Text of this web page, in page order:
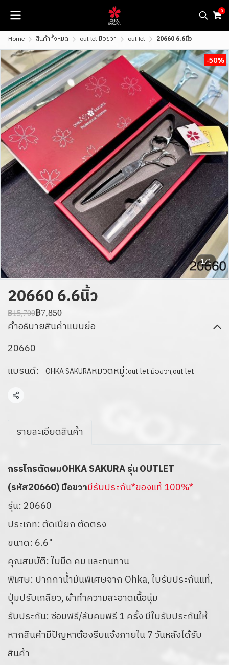
0
Home สินค้าทั้งหมด out let มือขวา out let 20660 6.6นิ้ว
1/1
-50%
20660 6.6นิ้ว
฿15,700฿7,850
คำอธิบายสินค้าแบบย่อ
20660
แบรนด์:
OHKA SAKURAหมวดหมู่:out let มือขวา,out let
แชร์
รายละเอียดสินค้า
กรรไกรตัดผมOHKA SAKURA รุ่น OUTLET
(รหัส20660) มือขวามีรับประกัน*ของแท้ 100%*
รุ่น: 20660
ประเภท: ตัดเปียก ตัดตรง
ขนาด: 6.6"
คุณสมบัติ: ใบมีด คม และทนทาน
พิเศษ: ปากกาน้ำมันพิเศษจาก Ohka, ใบรับประกันแท้,
ปุ่มปรับเกลียว, ผ้าทำความสะอาดเนื้อนุ่ม
รับประกัน: ซ่อมฟรี/ลับคมฟรี 1 ครั้ง มีใบรับประกันให้
หากสินค้ามีปัญหาต้องรีบแจ้งภายใน 7 วันหลังได้รับ
สินค้า